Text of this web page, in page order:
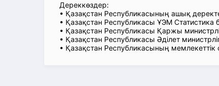
Дереккөздер:
• Қазақстан Республикасының ашық
• Қазақстан Республикасы ҰЭМ
• Қазақстан Республикасы Қаржы
• Қазақстан Республикасы Әділет
• Қазақстан Республикасының